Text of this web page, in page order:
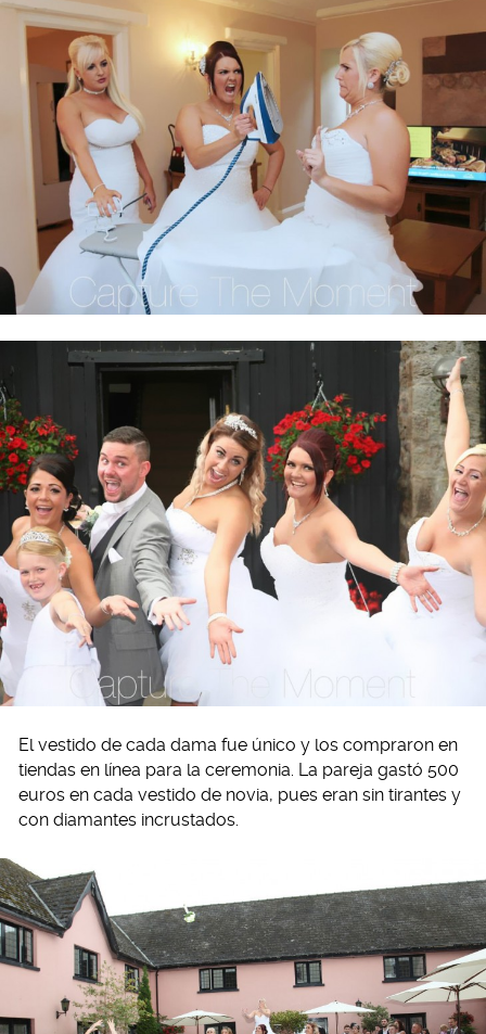
El vestido de cada dama fue único y los compraron en
tiendas en línea para la ceremonia. La pareja gastó 500
euros en cada vestido de novia, pues eran sin tirantes y
con diamantes incrustados.